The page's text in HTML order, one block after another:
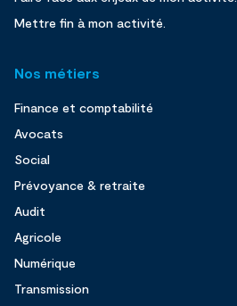
Mettre fin à mon activité.
Nos métiers
Finance et comptabilité
Avocats
Social
Prévoyance & retraite
Audit
Agricole
Numérique
Transmission